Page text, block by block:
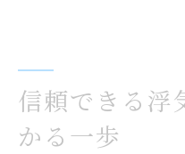
信頼できる浮
かる一歩